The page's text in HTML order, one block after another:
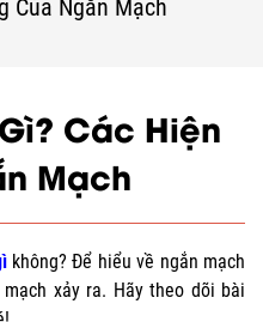
Của Ngắn Mạch
Các Hiện
Mạch
không? Để hiểu về ngắn mạch
xảy ra. Hãy theo dõi bài